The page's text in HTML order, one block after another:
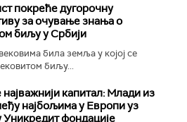
покреће дугорочну
за очување знања о
биљу у Србији
била земља у којој се
биљу...
најважнији капитал: Млади из
најбољима у Европи уз
фондације